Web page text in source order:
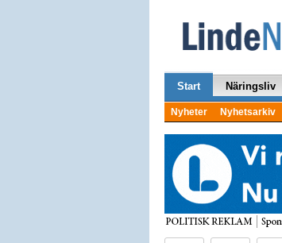
Start Näringsliv
Nyheter Nyhetsarkiv